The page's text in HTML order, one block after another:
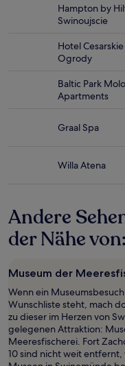
1 Übernachtung
gefunden
Verfügbarkeiten
Hampton by
Swinoujscie
Hotel Cesarskie
Ogrody
Baltic Park Molo
Apartments
Graal Spa
Willa Atena
Andere
der Nähe
Museum der
Wenn ein
Wunschliste steht, mach
zu dieser im Herzen von
gelegenen Attraktion:
Meeresfischerei. Fort
10 sind nicht weit